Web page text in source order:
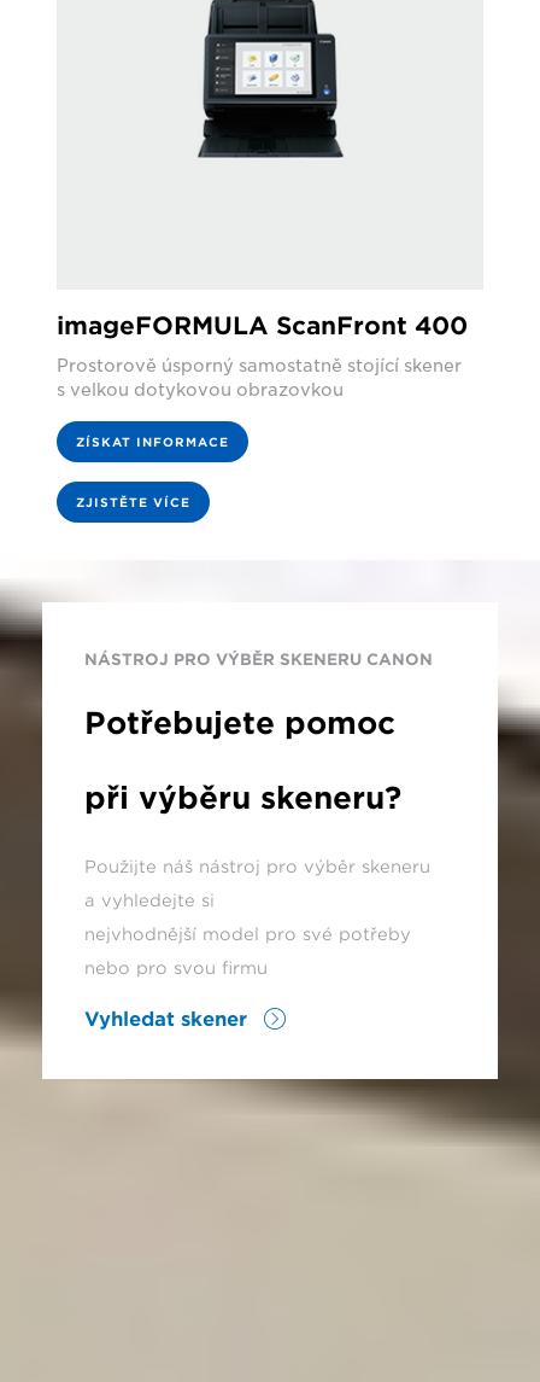
imageFORMULA ScanFront 400
Prostorově úsporný samostatně stojící skener
s velkou dotykovou obrazovkou
ZÍSKAT INFORMACE
ZJISTĚTE VÍCE
NÁSTROJ PRO VÝBĚR SKENERU CANON
Potřebujete pomoc
při výběru skeneru?
Použijte náš nástroj pro výběr skeneru
a vyhledejte si
nejvhodnější model pro své potřeby
nebo pro svou firmu
Vyhledat skener